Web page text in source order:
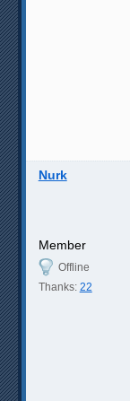
Nurk
Member
Offline
Thanks: 22